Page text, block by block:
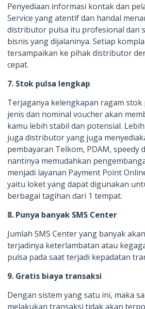
Penyediaan informasi kontak dan
Service yang atentif dan handal
distributor pulsa itu profesional dan
bisnis yang dijalaninya. Setiap
tersampaikan ke pihak distributor
cepat.
7. Stok pulsa lengkap
Terjaganya kelengkapan ragam stok
jenis dan nominal voucher akan
kamu lebih stabil dan potensial.
juga distributor yang juga
pembayaran Telkom, PDAM, speedy
nantinya memudahkan
menjadi layanan Payment Point
yaitu loket yang dapat digunakan
berbagai tagihan dari 1 tempat.
8. Punya banyak SMS Center
Jumlah SMS Center yang banyak
terjadinya keterlambatan atau
pulsa pada saat terjadi kepadatan
9. Gratis biaya transaksi
Dengan sistem yang satu ini, maka
melakukan transaksi tidak akan